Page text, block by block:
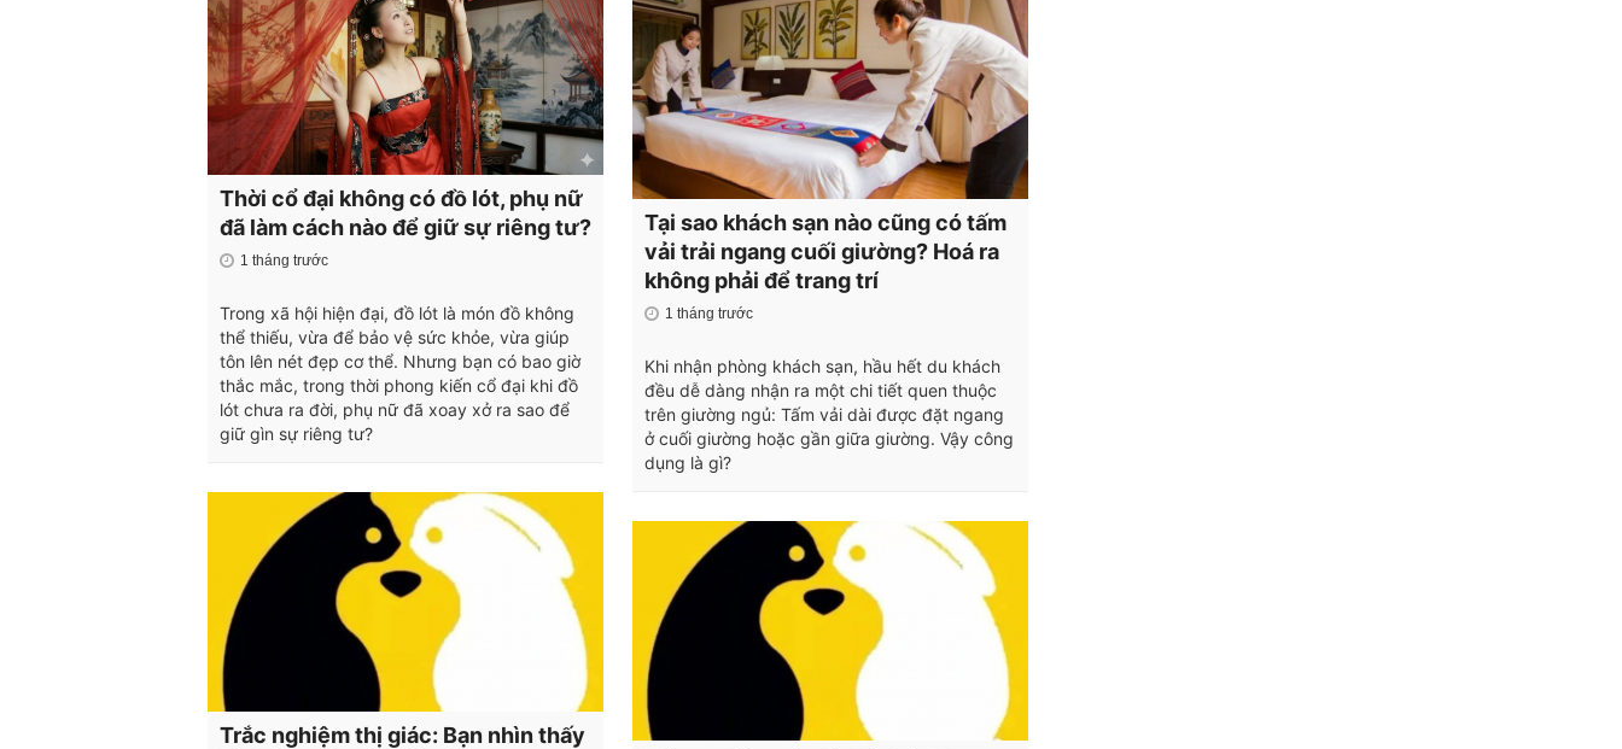
Thời cổ đại không có đồ lót, phụ nữ
đã làm cách nào để giữ sự riêng tư?
1 tháng trước
Trong xã hội hiện đại, đồ lót là món đồ không
thể thiếu, vừa để bảo vệ sức khỏe, vừa giúp
tôn lên nét đẹp cơ thể. Nhưng bạn có bao giờ
thắc mắc, trong thời phong kiến cổ đại khi đồ
lót chưa ra đời, phụ nữ đã xoay xở ra sao để
giữ gìn sự riêng tư?
Trắc nghiệm thị giác: Bạn nhìn thấy
Tại sao khách sạn nào cũng có tấm
vải trải ngang cuối giường? Hoá ra
không phải để trang trí
1 tháng trước
Khi nhận phòng khách sạn, hầu hết du khách
đều dễ dàng nhận ra một chi tiết quen thuộc
trên giường ngủ: Tấm vải dài được đặt ngang
ở cuối giường hoặc gần giữa giường. Vậy công
dụng là gì?